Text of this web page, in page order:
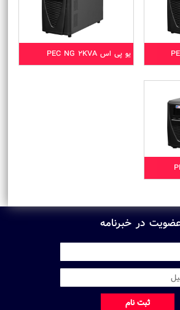
یو پی اس PEC NG 2KVA
در خبرنامه
ثبت نام